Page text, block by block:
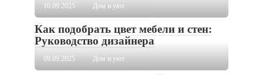
10.09.2025 Дом и уют
Как подобрать цвет мебели и стен:
Руководство дизайнера
09.09.2025 Дом и уют